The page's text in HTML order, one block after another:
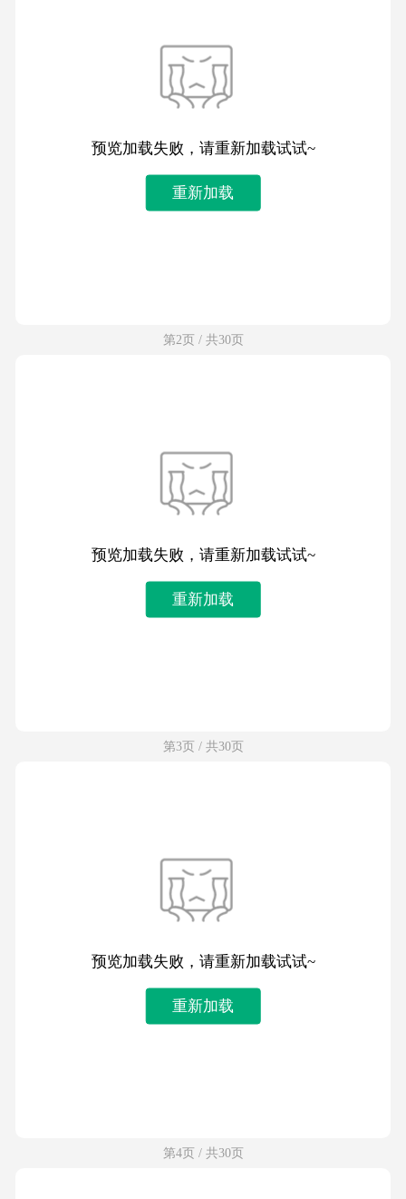
预览加载失败，请重新加载试试~
重新加载
第2页 / 共30页
预览加载失败，请重新加载试试~
重新加载
第3页 / 共30页
预览加载失败，请重新加载试试~
重新加载
第4页 / 共30页